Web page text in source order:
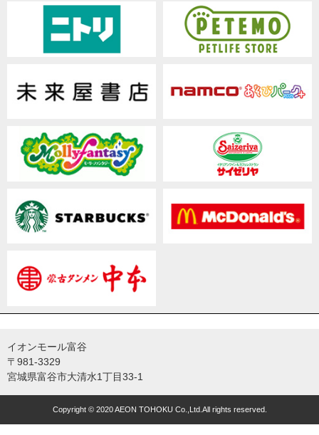
イオンモール富谷
〒981-3329
宮城県富谷市大清水1丁目33-1
Copyright © 2020 AEON TOHOKU Co.,Ltd.All rights reserved.